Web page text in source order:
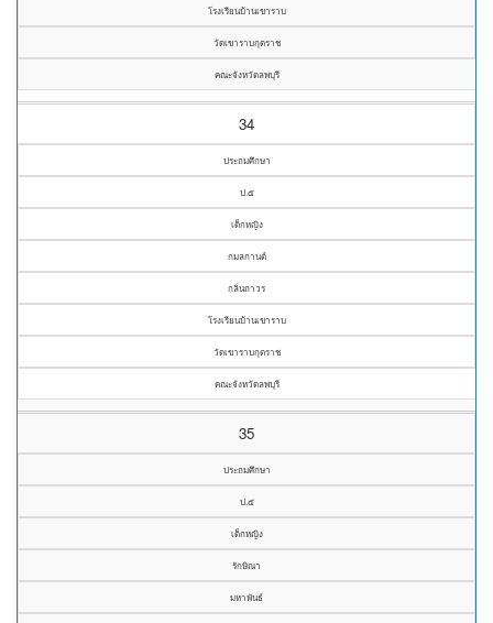
โรงเรียนบ้านเขาราบ
วัดเขาราบกุตราช
คณะจังหวัดลพบุรี
34
ประถมศึกษา
ป.๕
เด็กหญิง
กมลกานต์
กลิ่นถาวร
โรงเรียนบ้านเขาราบ
วัดเขาราบกุตราช
คณะจังหวัดลพบุรี
35
ประถมศึกษา
ป.๕
เด็กหญิง
รักษิณา
มหาพันธ์